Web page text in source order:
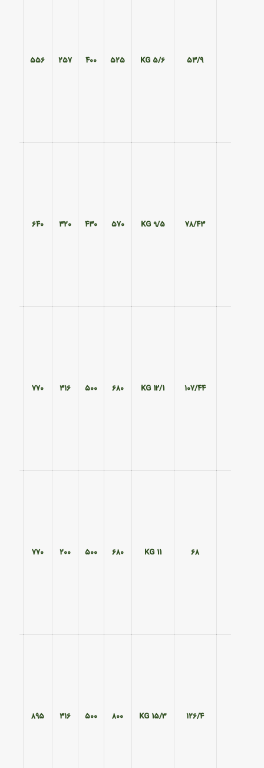
۵۳/۹ 5/6 KG ۵۲۵ ۴۰۰ ۲۵۷ ۵۵۶
۷۸/۴۳ 9/5 KG ۵۷۰ ۴۳۰ ۳۲۰ ۶۴۰
۱۰۷/۴۴ 12/1 KG ۶۸۰ ۵۰۰ ۳۱۶ ۷۷۰
۶۸ 11 KG ۶۸۰ ۵۰۰ ۲۰۰ ۷۷۰
۱۲۶/۴ 15/3 KG ۸۰۰ ۵۰۰ ۳۱۶ ۸۹۵